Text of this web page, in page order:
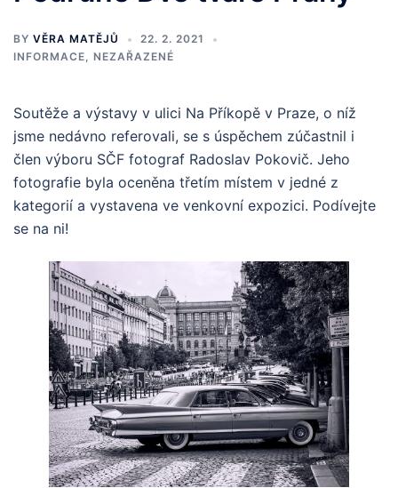
BY VĚRA MATĚJŮ
22. 2. 2021
INFORMACE, NEZAŘAZENÉ
Soutěže a výstavy v ulici Na Příkopě v Praze, o níž
jsme nedávno referovali, se s úspěchem zúčastnil i
člen výboru SČF fotograf Radoslav Pokovič. Jeho
fotografie byla oceněna třetím místem v jedné z
kategorií a vystavena ve venkovní expozici. Podívejte
se na ni!